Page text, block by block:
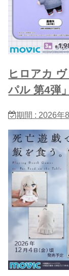
ヒロアカ
パル 第4弾
期間 : 2026年